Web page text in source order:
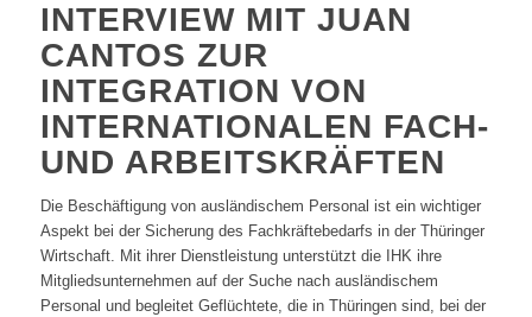
INTERVIEW MIT JUAN
CANTOS ZUR
INTEGRATION VON
INTERNATIONALEN FACH-
UND ARBEITSKRÄFTEN
Die Beschäftigung von ausländischem Personal ist ein wichtiger
Aspekt bei der Sicherung des Fachkräftebedarfs in der Thüringer
Wirtschaft. Mit ihrer Dienstleistung unterstützt die IHK ihre
Mitgliedsunternehmen auf der Suche nach ausländischem
Personal und begleitet Geflüchtete, die in Thüringen sind, bei der